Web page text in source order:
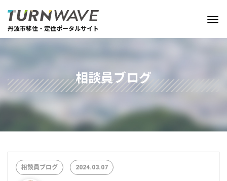
丹波市移住・定住ポータルサイト
相談員ブログ
相談員ブログ 2024.03.07